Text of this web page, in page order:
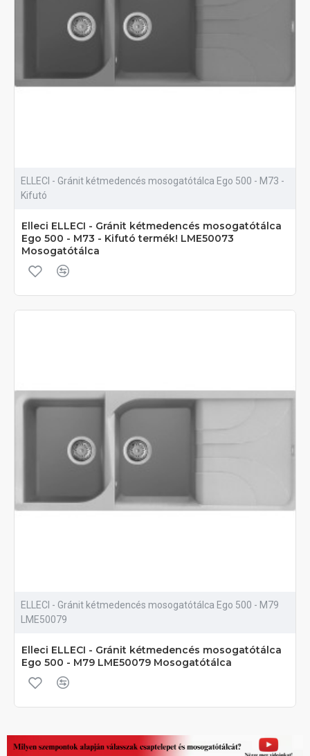
ELLECI - Gránit kétmedencés mosogatótálca Ego 500 - M73 -
Kifutó
Elleci ELLECI - Gránit kétmedencés mosogatótálca
Ego 500 - M73 - Kifutó termék! LME50073
Mosogatótálca
ELLECI - Gránit kétmedencés mosogatótálca Ego 500 - M79
LME50079
Elleci ELLECI - Gránit kétmedencés mosogatótálca
Ego 500 - M79 LME50079 Mosogatótálca